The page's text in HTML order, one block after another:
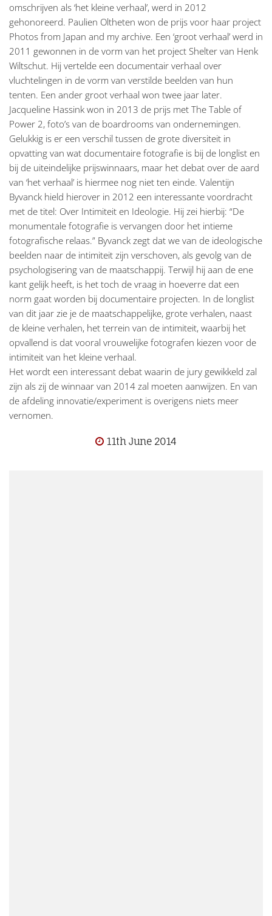
omschrijven als ‘het kleine verhaal’, werd in 2012
gehonoreerd. Paulien Oltheten won de prijs voor haar project
Photos from Japan and my archive. Een ‘groot verhaal’ werd in
2011 gewonnen in de vorm van het project Shelter van Henk
Wiltschut. Hij vertelde een documentair verhaal over
vluchtelingen in de vorm van verstilde beelden van hun
tenten. Een ander groot verhaal won twee jaar later.
Jacqueline Hassink won in 2013 de prijs met The Table of
Power 2, foto’s van de boardrooms van ondernemingen.
Gelukkig is er een verschil tussen de grote diversiteit in
opvatting van wat documentaire fotografie is bij de longlist en
bij de uiteindelijke prijswinnaars, maar het debat over de aard
van ‘het verhaal’ is hiermee nog niet ten einde. Valentijn
Byvanck hield hierover in 2012 een interessante voordracht
met de titel: Over Intimiteit en Ideologie. Hij zei hierbij: “De
monumentale fotografie is vervangen door het intieme
fotografische relaas.” Byvanck zegt dat we van de ideologische
beelden naar de intimiteit zijn verschoven, als gevolg van de
psychologisering van de maatschappij. Terwijl hij aan de ene
kant gelijk heeft, is het toch de vraag in hoeverre dat een
norm gaat worden bij documentaire projecten. In de longlist
van dit jaar zie je de maatschappelijke, grote verhalen, naast
de kleine verhalen, het terrein van de intimiteit, waarbij het
opvallend is dat vooral vrouwelijke fotografen kiezen voor de
intimiteit van het kleine verhaal.
Het wordt een interessant debat waarin de jury gewikkeld zal
zijn als zij de winnaar van 2014 zal moeten aanwijzen. En van
de afdeling innovatie/experiment is overigens niets meer
vernomen.
11th June 2014